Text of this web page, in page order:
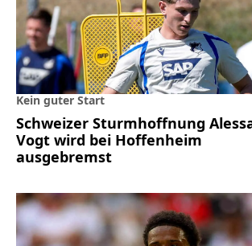
Kein guter Start
Schweizer Sturmhoffnung
Vogt wird bei Hoffenheim
ausgebremst